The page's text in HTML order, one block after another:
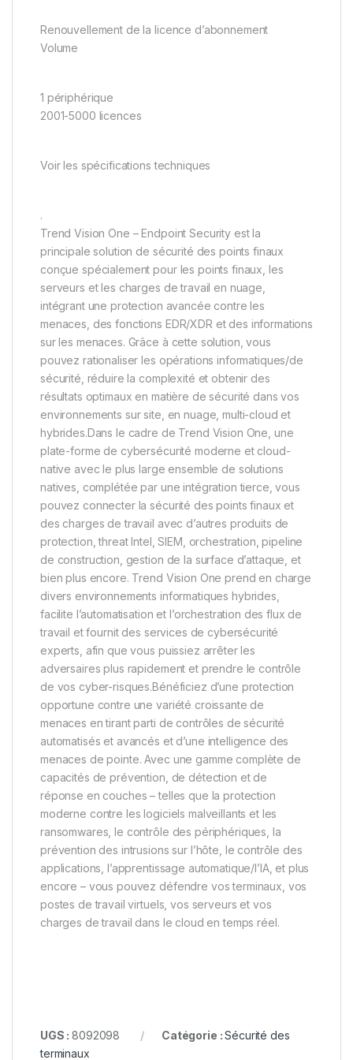
Renouvellement de la licence d’abonnement
Volume
1 périphérique
2001-5000 licences
Voir les spécifications techniques
.
Trend Vision One – Endpoint Security est la
principale solution de sécurité des points finaux
conçue spécialement pour les points finaux, les
serveurs et les charges de travail en nuage,
intégrant une protection avancée contre les
menaces, des fonctions EDR/XDR et des informations
sur les menaces. Grâce à cette solution, vous
pouvez rationaliser les opérations informatiques/de
sécurité, réduire la complexité et obtenir des
résultats optimaux en matière de sécurité dans vos
environnements sur site, en nuage, multi-cloud et
hybrides.Dans le cadre de Trend Vision One, une
plate-forme de cybersécurité moderne et cloud-
native avec le plus large ensemble de solutions
natives, complétée par une intégration tierce, vous
pouvez connecter la sécurité des points finaux et
des charges de travail avec d’autres produits de
protection, threat Intel, SIEM, orchestration, pipeline
de construction, gestion de la surface d’attaque, et
bien plus encore. Trend Vision One prend en charge
divers environnements informatiques hybrides,
facilite l’automatisation et l’orchestration des flux de
travail et fournit des services de cybersécurité
experts, afin que vous puissiez arrêter les
adversaires plus rapidement et prendre le contrôle
de vos cyber-risques.Bénéficiez d’une protection
opportune contre une variété croissante de
menaces en tirant parti de contrôles de sécurité
automatisés et avancés et d’une intelligence des
menaces de pointe. Avec une gamme complète de
capacités de prévention, de détection et de
réponse en couches – telles que la protection
moderne contre les logiciels malveillants et les
ransomwares, le contrôle des périphériques, la
prévention des intrusions sur l’hôte, le contrôle des
applications, l’apprentissage automatique/l’IA, et plus
encore – vous pouvez défendre vos terminaux, vos
postes de travail virtuels, vos serveurs et vos
charges de travail dans le cloud en temps réel.
UGS :8092098 Catégorie :Sécurité des
terminaux